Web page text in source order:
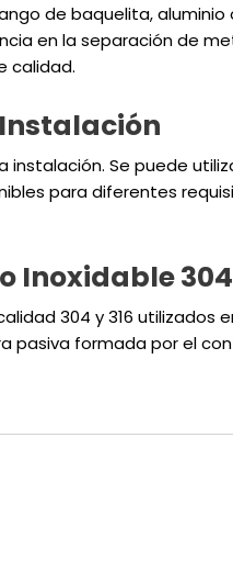
de baquelita,
en la separación de
calidad.
instalación. Se puede
para diferentes
Inoxidable 304
304 y 316
pasiva formada por el